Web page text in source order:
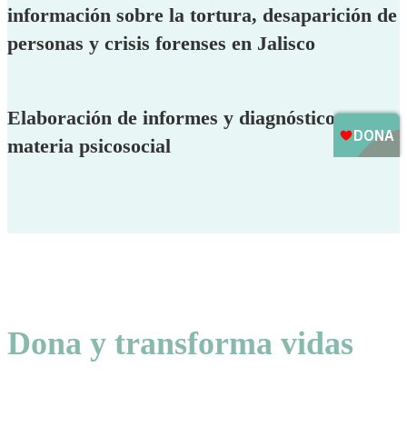
información sobre la tortura, desaparición de
personas y crisis forenses en Jalisco
Elaboración de informes y diagnósticos en
materia psicosocial
Dona y transforma vidas